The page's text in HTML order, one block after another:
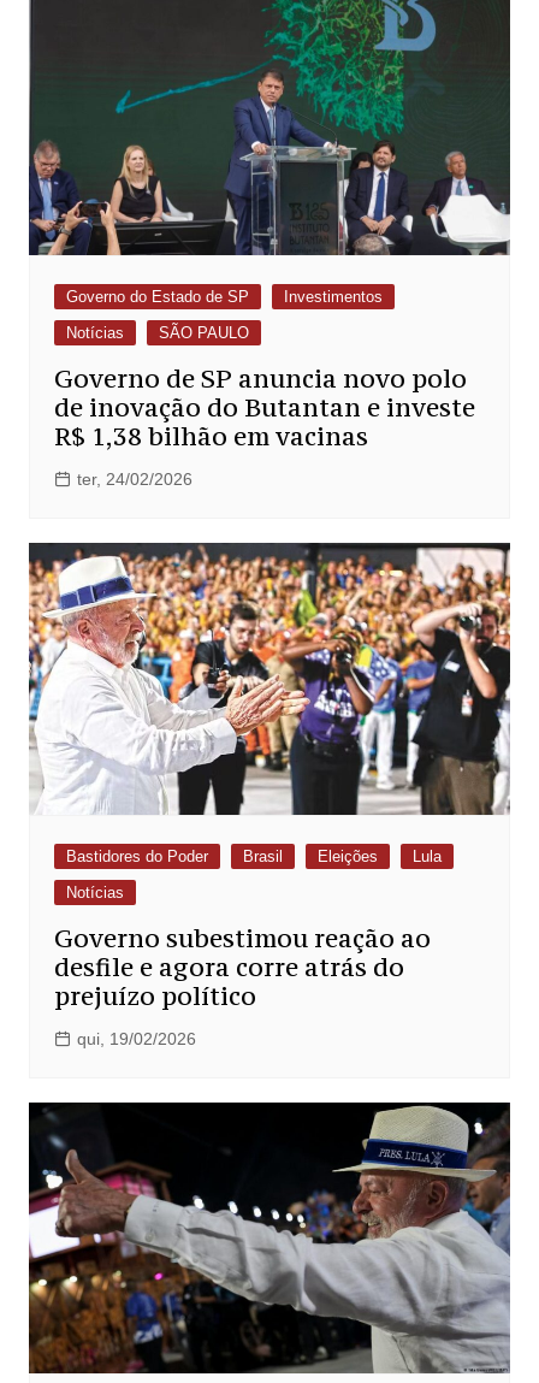
Governo do Estado de SP
Investimentos
Notícias
SÃO PAULO
Governo de SP anuncia novo polo
de inovação do Butantan e investe
R$ 1,38 bilhão em vacinas
ter, 24/02/2026
Bastidores do Poder Brasil Eleições
Lula
Notícias
Governo subestimou reação ao
desfile e agora corre atrás do
prejuízo político
qui, 19/02/2026